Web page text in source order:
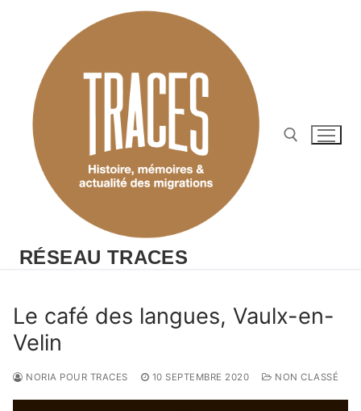
RÉSEAU TRACES
Le café des langues, Vaulx-en-
Velin
NORIA POUR TRACES 10 SEPTEMBRE 2020 NON CLASSÉ